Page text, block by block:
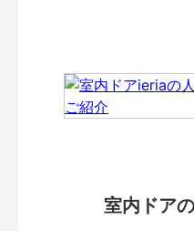
室内ドア